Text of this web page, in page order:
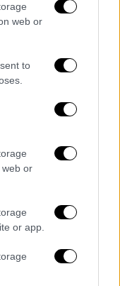
web or
to
web or
or app.
το
στην
Τσαφούλιας
η πρώτη φορά
και τόνισε ο